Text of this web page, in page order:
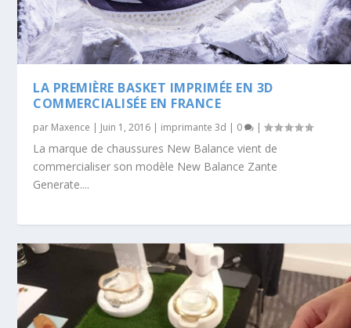
LA PREMIÈRE BASKET IMPRIMÉE EN 3D
COMMERCIALISÉE EN FRANCE
par Maxence | Juin 1, 2016 | imprimante 3d | 0 |
La marque de chaussures New Balance vient de
commercialiser son modèle New Balance Zante
Generate....